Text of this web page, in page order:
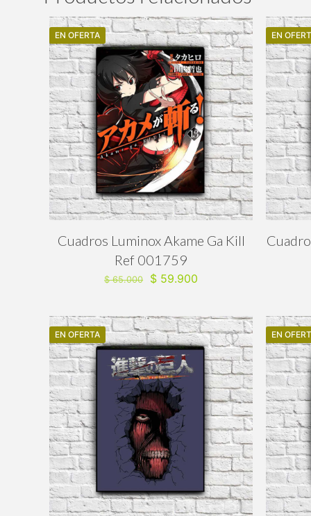
EN OFERTA
Cuadros Luminox Akame Ga Kill
Ref 001759
$65.000
El
era:
$ 65.000.
$ 59.900
es:
$ 59.900.
EN
EN OFERTA EN